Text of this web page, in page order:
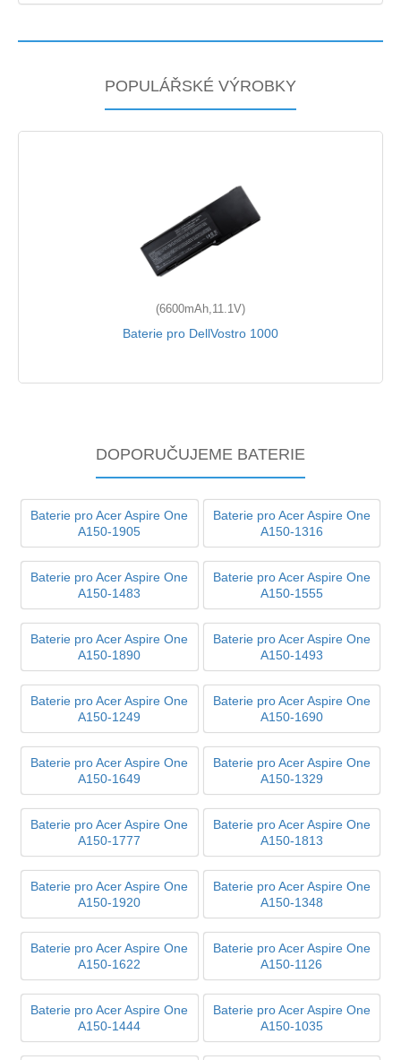
POPULÁŘSKÉ VÝROBKY
(6600mAh,11.1V)
Baterie pro DellVostro 1000
DOPORUČUJEME BATERIE
Baterie pro Acer Aspire One
A150-1905
Baterie pro Acer Aspire One
A150-1316
Baterie pro Acer Aspire One
A150-1483
Baterie pro Acer Aspire One
A150-1555
Baterie pro Acer Aspire One
A150-1890
Baterie pro Acer Aspire One
A150-1493
Baterie pro Acer Aspire One
A150-1249
Baterie pro Acer Aspire One
A150-1690
Baterie pro Acer Aspire One
A150-1649
Baterie pro Acer Aspire One
A150-1329
Baterie pro Acer Aspire One
A150-1777
Baterie pro Acer Aspire One
A150-1813
Baterie pro Acer Aspire One
A150-1920
Baterie pro Acer Aspire One
A150-1348
Baterie pro Acer Aspire One
A150-1622
Baterie pro Acer Aspire One
A150-1126
Baterie pro Acer Aspire One
A150-1444
Baterie pro Acer Aspire One
A150-1035